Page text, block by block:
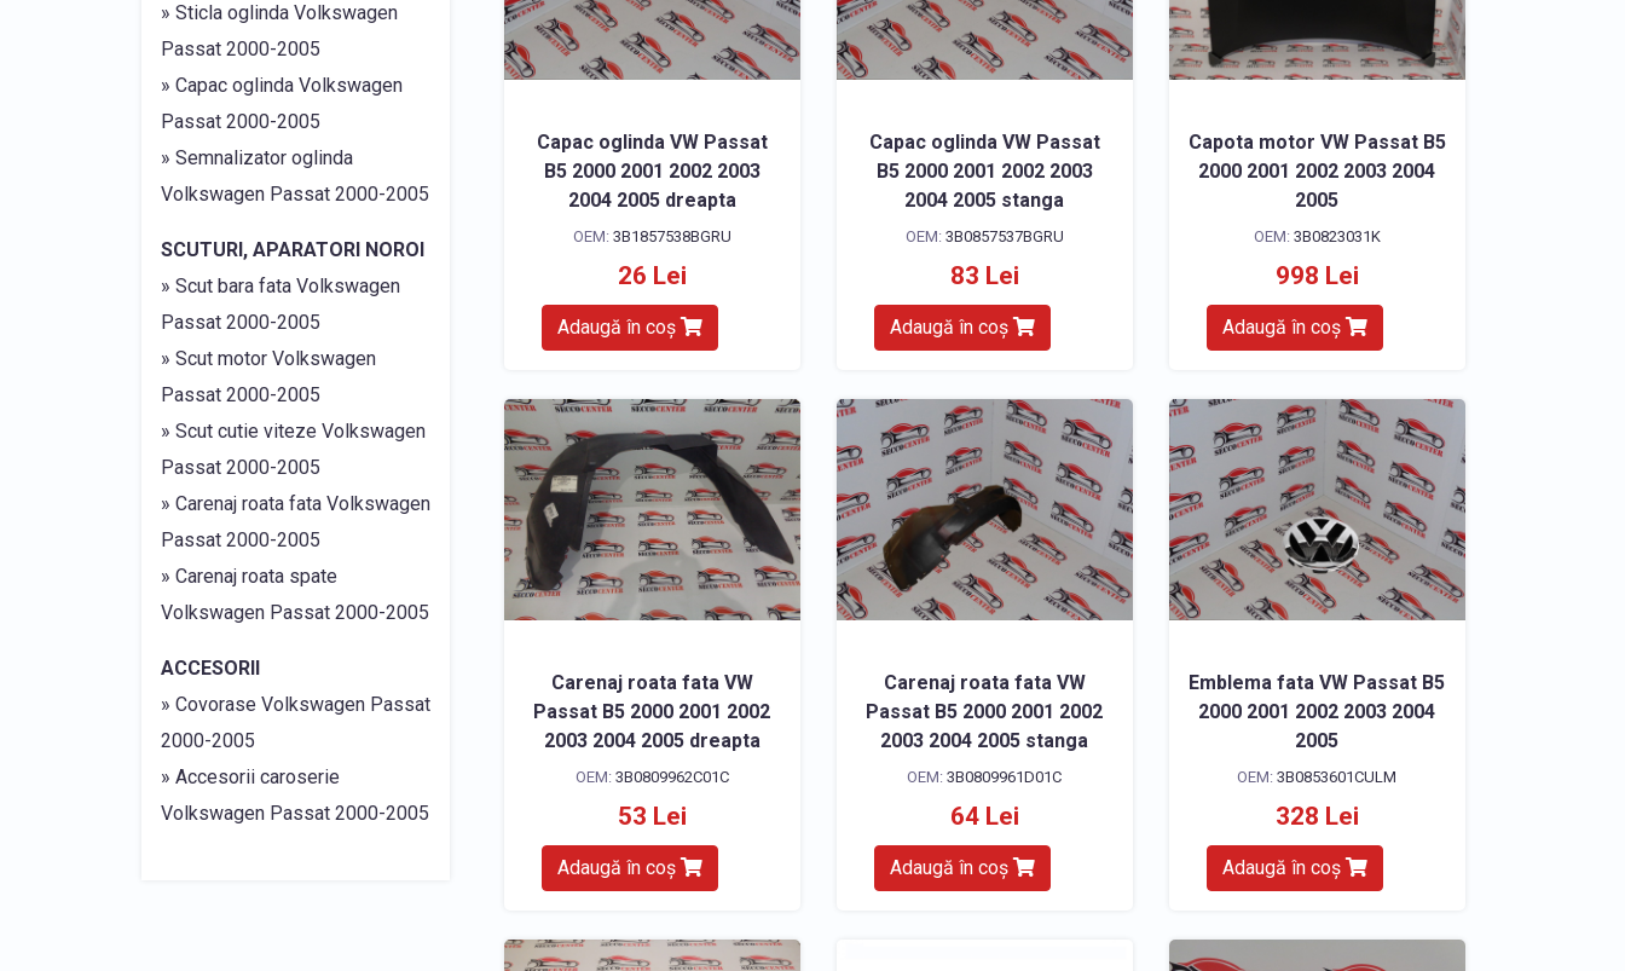
» Sticla oglinda Volkswagen
Passat 2000-2005
» Capac oglinda Volkswagen
Passat 2000-2005
» Semnalizator oglinda
Volkswagen Passat 2000-2005
SCUTURI, APARATORI NOROI
» Scut bara fata Volkswagen
Passat 2000-2005
» Scut motor Volkswagen
Passat 2000-2005
» Scut cutie viteze Volkswagen
Passat 2000-2005
» Carenaj roata fata Volkswagen
Passat 2000-2005
» Carenaj roata spate
Volkswagen Passat 2000-2005
ACCESORII
» Covorase Volkswagen Passat
2000-2005
» Accesorii caroserie
Volkswagen Passat 2000-2005
Capac oglinda VW Passat
B5 2000 2001 2002 2003
2004 2005 dreapta
OEM: 3B1857538BGRU
26 Lei
Adaugă în coș
Capac oglinda VW Passat
B5 2000 2001 2002 2003
2004 2005 stanga
OEM: 3B0857537BGRU
83 Lei
Adaugă în coș
Capota motor VW Passat B5
2000 2001 2002 2003 2004
2005
OEM: 3B0823031K
998 Lei
Adaugă în coș
Carenaj roata fata VW
Passat B5 2000 2001 2002
2003 2004 2005 dreapta
OEM: 3B0809962C01C
53 Lei
Adaugă în coș
Carenaj roata fata VW
Passat B5 2000 2001 2002
2003 2004 2005 stanga
OEM:3B0809961D01C
64 Lei
Adaugă în coș
Emblema fata VW Passat B5
2000 2001 2002 2003 2004
2005
OEM:3B0853601CULM
328 Lei
Adaugă în coș